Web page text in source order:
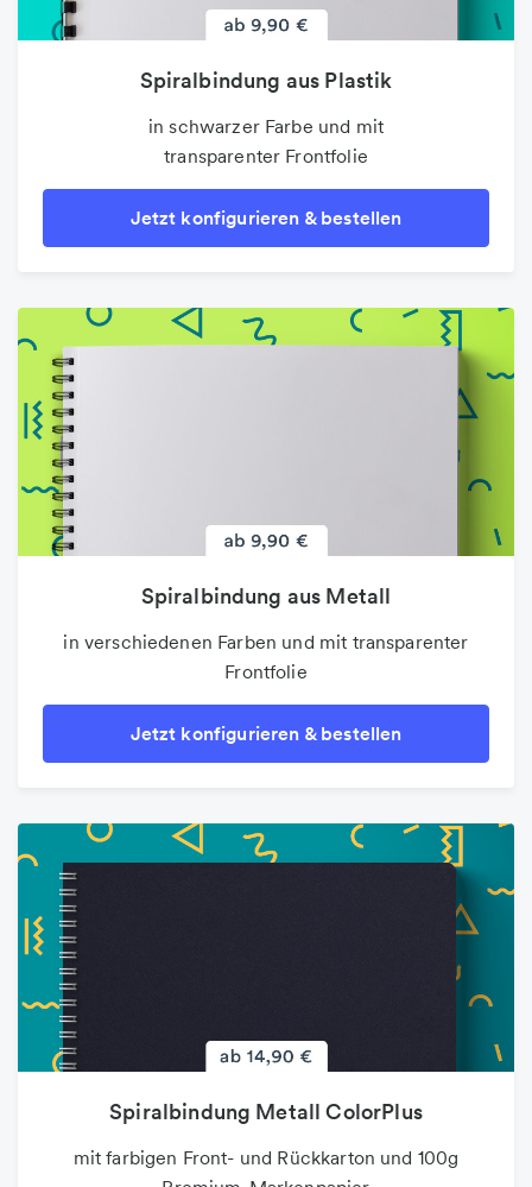
Spiralbindung aus Plastik
in schwarzer Farbe und mit
transparenter Frontfolie
Jetzt konfigurieren & bestellen
Spiralbindung aus Metall
in verschiedenen Farben und mit transparenter
Frontfolie
Jetzt konfigurieren & bestellen
Spiralbindung Metall ColorPlus
mit farbigen Front- und Rückkarton und 100g